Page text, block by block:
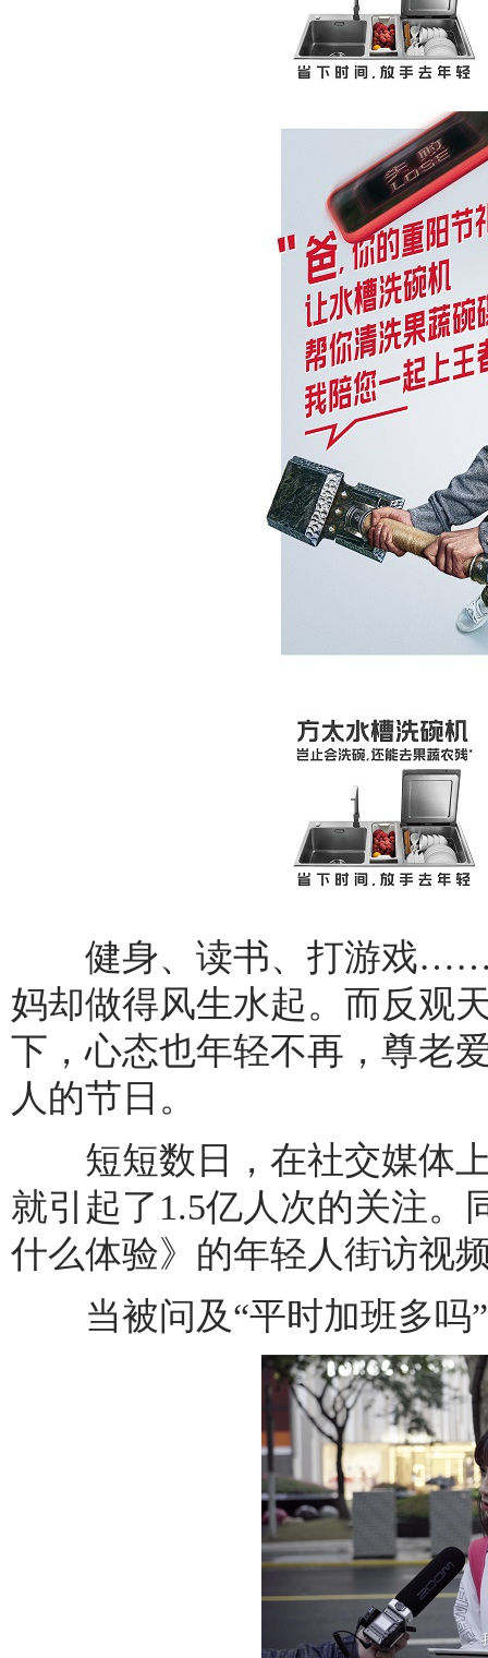
健身、读书、打游戏……
妈却做得风生水起。而反观
下，心态也年轻不再，尊老
人的节日。
短短数日，在社交媒体上
就引起了1.5亿人次的关注。
什么体验》的年轻人街访视
当被问及“平时加班多吗”